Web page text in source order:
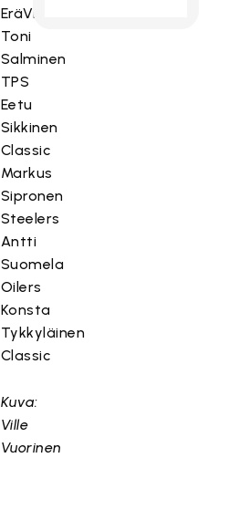
EräViikingit
Toni
Salminen
TPS
Eetu
Sikkinen
Classic
Markus
Sipronen
Steelers
Antti
Suomela
Oilers
Konsta
Tykkyläinen
Classic
Kuva:
Ville
Vuorinen